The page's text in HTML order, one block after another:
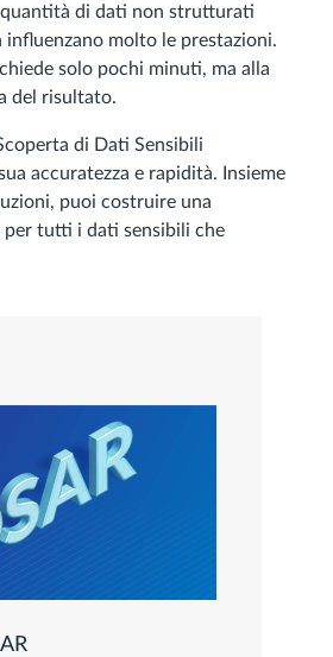
di dati non strutturati
influenzano molto le prestazioni.
solo pochi minuti, ma alla
del risultato.
di Dati Sensibili
accuratezza e rapidità. Insieme
puoi costruire una
per tutti i dati sensibili che